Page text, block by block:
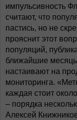
импульсивность
считают, что
пастись, но не
прояснит этот
популяций,
ближайшие
настаивают на
мониторинга.
каждая стоит
– порядка
Алексей